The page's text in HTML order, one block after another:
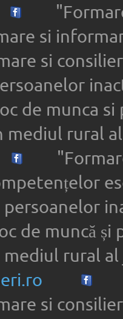
si
si
de munca
mediul rural
persoanelor
de muncă
rural
si